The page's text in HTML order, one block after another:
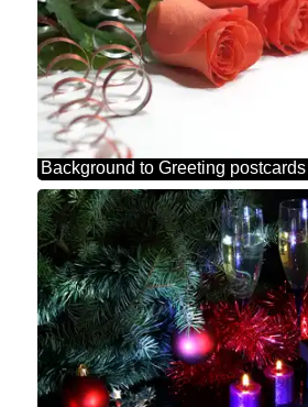
Background to Greeting postcards